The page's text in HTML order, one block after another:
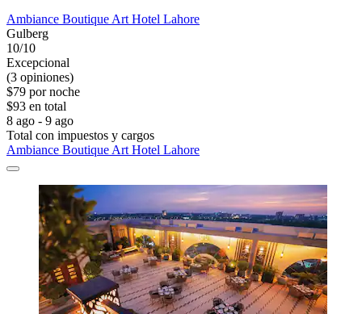
Ambiance Boutique Art Hotel Lahore
Gulberg
10/10
Excepcional
(3 opiniones)
$79 por noche
$93 en total
8 ago - 9 ago
Total con impuestos y cargos
Ambiance Boutique Art Hotel Lahore